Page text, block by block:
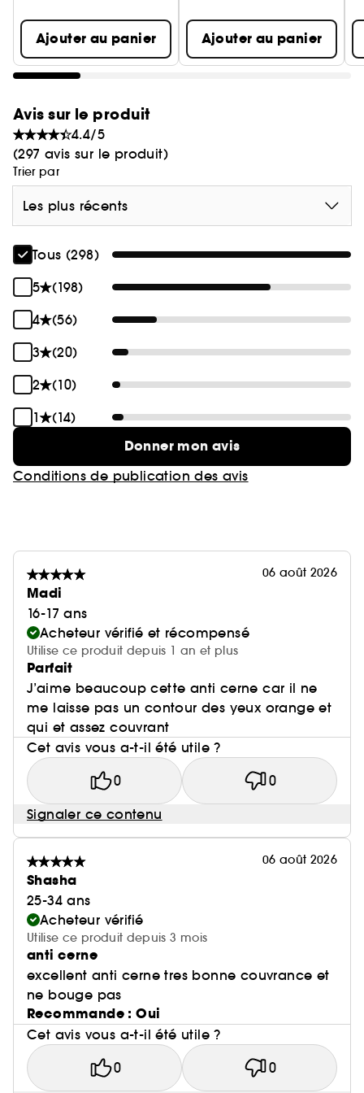
les imperfections étaient moins visibles (pour
83,3%(2)des femmes interrogées). La peau
semble plus ferme pour 77,3%(2)des femmes.
Ajouter au panier Ajouter au panier
Avis sur le produit
4.4/5
(297 avis sur le produit)
Trier par
Les plus récents
Tous (298)
5
(198)
4
(56)
3
(20)
2
(10)
1
(14)
Donner mon avis
Conditions de publication des avis
06 août 2026
Madi
16-17 ans
Acheteur vérifié et récompensé
Utilise ce produit depuis 1 an et plus
Parfait
J’aime beaucoup cette anti cerne car il ne
me laisse pas un contour des yeux orange et
qui et assez couvrant
Cet avis vous a-t-il été utile ?
0 0
Signaler ce contenu
06 août 2026
Shasha
25-34 ans
Acheteur vérifié
Utilise ce produit depuis 3 mois
anti cerne
excellent anti cerne tres bonne couvrance et
ne bouge pas
Recommande : Oui
Cet avis vous a-t-il été utile ?
0 0